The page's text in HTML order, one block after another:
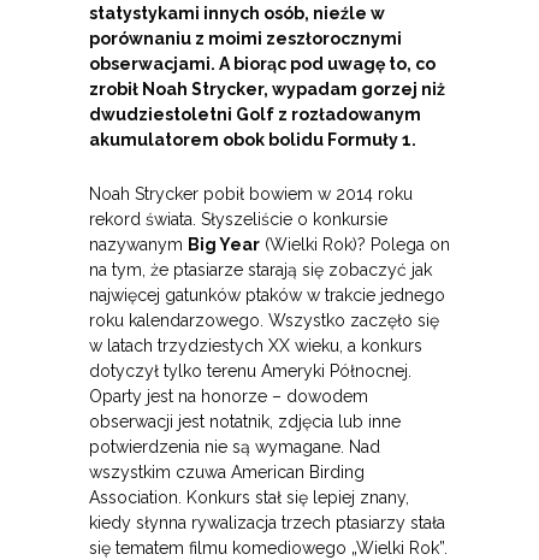
statystykami innych osób, nieźle w
porównaniu z moimi zeszłorocznymi
obserwacjami. A biorąc pod uwagę to, co
zrobił Noah Strycker, wypadam gorzej niż
dwudziestoletni Golf z rozładowanym
akumulatorem obok bolidu Formuły 1.
Noah Strycker pobił bowiem w 2014 roku
rekord świata. Słyszeliście o konkursie
nazywanym Big Year (Wielki Rok)? Polega on
na tym, że ptasiarze starają się zobaczyć jak
najwięcej gatunków ptaków w trakcie jednego
roku kalendarzowego. Wszystko zaczęło się
w latach trzydziestych XX wieku, a konkurs
dotyczył tylko terenu Ameryki Północnej.
Oparty jest na honorze – dowodem
obserwacji jest notatnik, zdjęcia lub inne
potwierdzenia nie są wymagane. Nad
wszystkim czuwa American Birding
Association. Konkurs stał się lepiej znany,
kiedy słynna rywalizacja trzech ptasiarzy stała
się tematem filmu komediowego „Wielki Rok”.